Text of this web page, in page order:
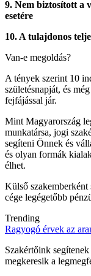
9. Nem biztosított a
esetére
10. A tulajdonos
Van-e megoldás?
A tények szerint 10
születésnapját, és
fejfájással jár.
Mint Magyarország
munkatársa, jogi
segíteni Önnek és
és olyan formák
élhet.
Külső
cége legégetőbb
Trending
Ragyogó érvek az
Szakértőink segítenek
megkeresik a